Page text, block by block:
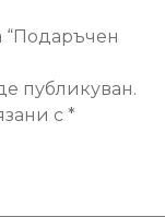
“Подаръчен
публикуван.
с *